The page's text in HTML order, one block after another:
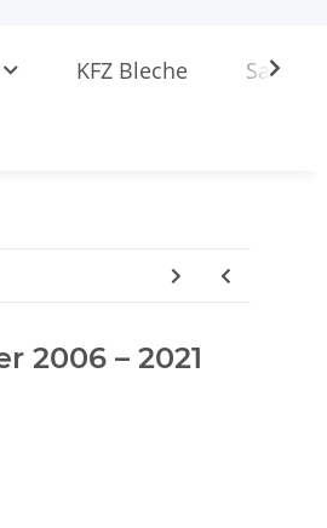
KFZ Bleche
2006 – 2021